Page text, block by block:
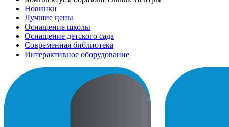
Новинки
Лучшие цены
Оснащение школы
Оснащение детского сада
Современная библиотека
Интерактивное оборудование